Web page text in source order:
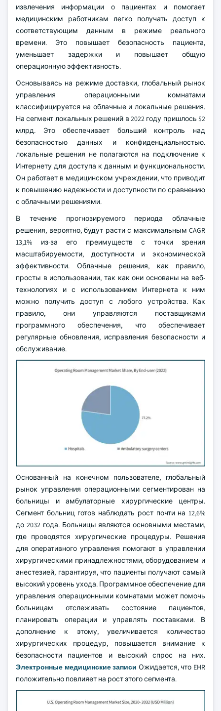
извлечения информации о пациентах и помогает
медицинским работникам легко получать доступ к
соответствующим данным в режиме реального
времени. Это повышает безопасность пациента,
уменьшает задержки и повышает общую
операционную эффективность.
Основываясь на режиме доставки, глобальный рынок
управления операционными комнатами
классифицируется на облачные и локальные решения.
На сегмент локальных решений в 2022 году пришлось $2
млрд. Это обеспечивает больший контроль над
безопасностью данных и конфиденциальностью.
локальные решения не полагаются на подключение к
Интернету для доступа к данным и функциональности.
Он работает в медицинском учреждении, что приводит
к повышению надежности и доступности по сравнению
с облачными решениями.
В течение прогнозируемого периода облачные
решения, вероятно, будут расти с максимальным CAGR
13,1% из-за его преимуществ с точки зрения
масштабируемости, доступности и экономической
эффективности. Облачные решения, как правило,
просты в использовании, так как они основаны на веб-
технологиях и с использованием Интернета к ним
можно получить доступ с любого устройства. Как
правило, они управляются поставщиками
программного обеспечения, что обеспечивает
регулярные обновления, исправления безопасности и
обслуживание.
Основанный на конечном пользователе, глобальный
рынок управления операционными сегментирован на
больницы и амбулаторные хирургические центры.
Сегмент больниц готов наблюдать рост почти на 12,6%
до 2032 года. Больницы являются основными местами,
где проводятся хирургические процедуры. Решения
для оперативного управления помогают в управлении
хирургическими принадлежностями, оборудованием и
анестезией, гарантируя, что пациенты получают самый
высокий уровень ухода. Программное обеспечение для
управления операционными комнатами может помочь
больницам отслеживать состояние пациентов,
планировать операции и управлять поставками. В
дополнение к этому, увеличивается количество
хирургических процедур, повышается внимание к
безопасности пациентов и высокий спрос на них.
Электронные медицинские записи Ожидается, что EHR
положительно повлияет на рост этого сегмента.